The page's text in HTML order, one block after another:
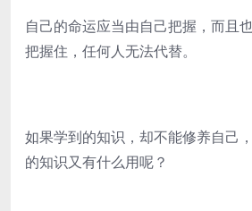
自己的命运应当由自己把握，而且
把握住，任何人无法代替。
如果学到的知识，却不能修养自己
的知识又有什么用呢？